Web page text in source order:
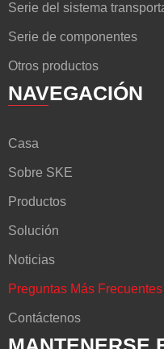
Serie del sistema
Serie de componentes
Otros productos
NAVEGACIÓN
Casa
Sobre SKE
Productos
Solución
Noticias
Preguntas Más Frecuentes
Contáctenos